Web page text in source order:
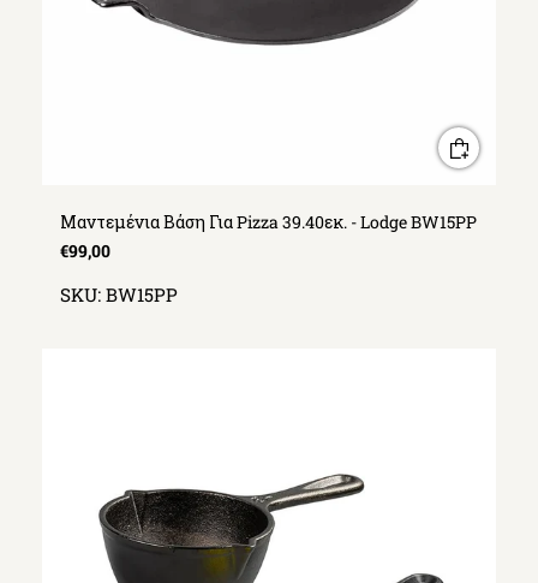
Μαντεμένια Βάση Για Pizza 39.40εκ. - Lodge BW15PP
€99,00
SKU: BW15PP